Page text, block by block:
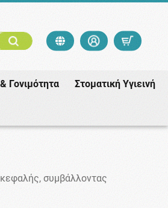
Γονιμότητα Στοματική Υγιεινή
συμβάλλοντας